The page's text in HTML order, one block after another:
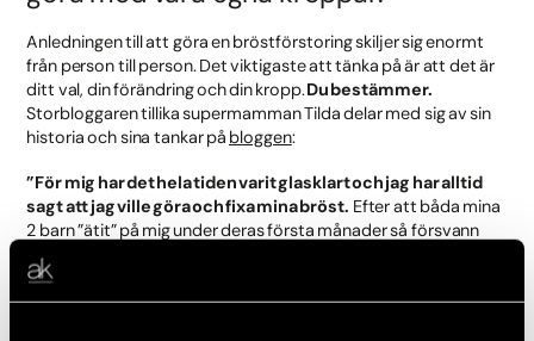
Anledningen till att göra en bröstförstoring skiljer sig enormt
från person till person. Det viktigaste att tänka på är att det är
ditt val, din förändring och din kropp.Du bestämmer.
Storbloggaren tillika supermamman Tilda delar med sig av sin
historia och sina tankar på bloggen:
”För mig har det hela tiden varit glasklart och jag har alltid
sagt att jag ville göra och fixa mina bröst. Efter att båda mina
2 barn ”ätit” på mig under deras första månader så försvann
allt. Helt och hållet! Tänkte kanske först vänta tills jag är helt klar
med barn men jag kunde inte hålla mig och sedan kan du ju
såklart få fler barn och amma igen, även med dom ¨nya¨